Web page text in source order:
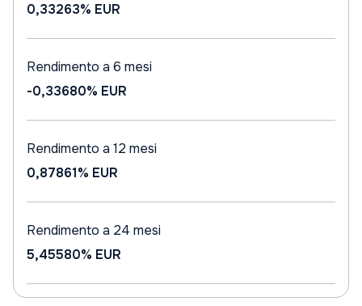
0,33263% EUR
Rendimento a 6 mesi
-0,33680% EUR
Rendimento a 12 mesi
0,87861% EUR
Rendimento a 24 mesi
5,45580% EUR